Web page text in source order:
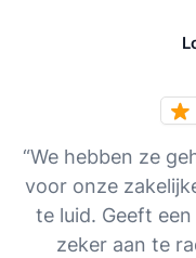
“We hebben ze
voor onze
te luid. Geeft
zeker aan te